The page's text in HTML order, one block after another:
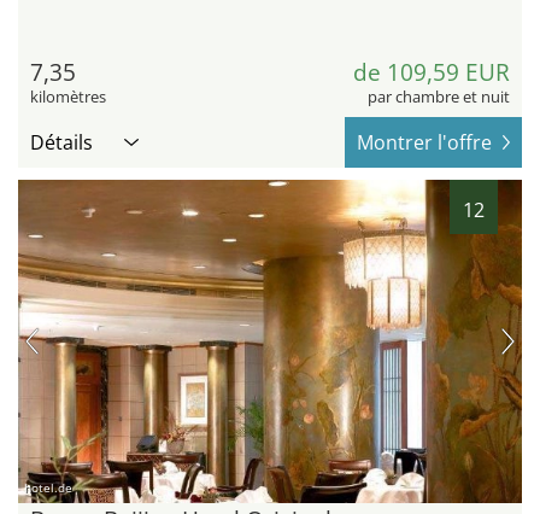
7,35
kilomètres
de 109,59 EUR
par chambre et nuit
Détails Montrer l'offre
12
hotel.de